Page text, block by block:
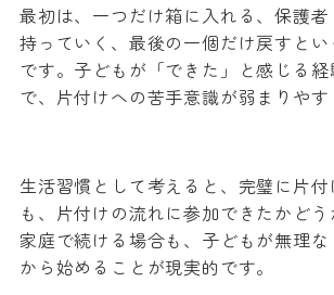
最初は、一つだけ箱に入れる、保護
持っていく、最後の一個だけ戻すと
です。子どもが「できた」と感じる経
で、片付けへの苦手意識が弱まりやす
生活習慣として考えると、完璧に片付
も、片付けの流れに参加できたかどう
家庭で続ける場合も、子どもが無理
から始めることが現実的です。